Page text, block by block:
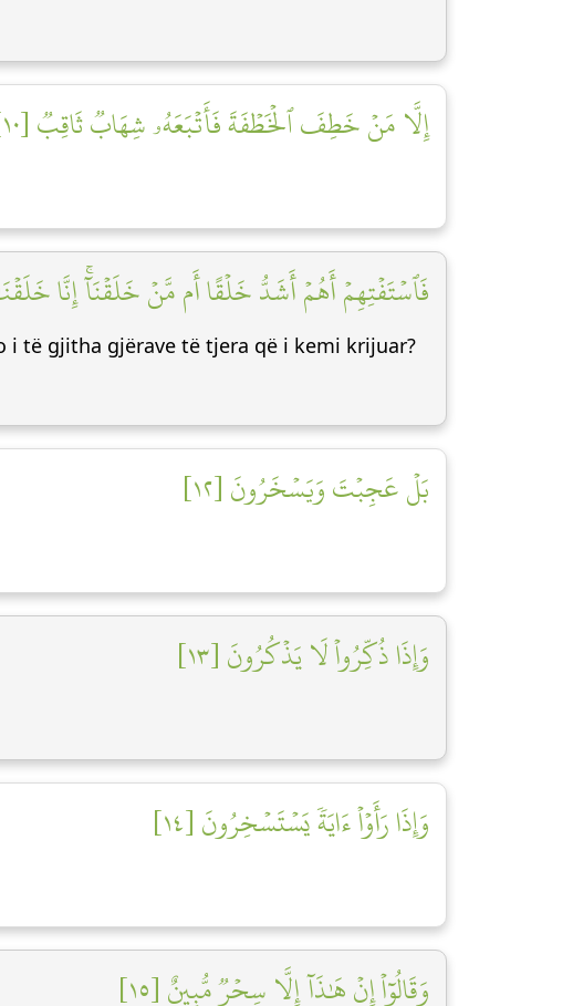
إِلَّا مَنۡ خَطِفَ ٱلۡخَطۡفَةَ فَأَتۡبَعَهُۥ شِهَابٞ ثَاقِبٞ [١٠]
فَٱسۡتَفۡتِهِمۡ أَهُمۡ أَشَدُّ خَلۡقًا أَم مَّنۡ خَلَقۡنَآۚ إِنَّا
i të gjitha gjërave të tjera që i kemi krijuar?
بَلۡ عَجِبۡتَ وَيَسۡخَرُونَ [١٢]
وَإِذَا ذُكِّرُواْ لَا يَذۡكُرُونَ [١٣]
وَإِذَا رَأَوۡاْ ءَايَةٗ يَسۡتَسۡخِرُونَ [١٤]
وَقَالُوٓاْ إِنۡ هَٰذَآ إِلَّا سِحۡرٞ مُّبِينٌ [١٥]